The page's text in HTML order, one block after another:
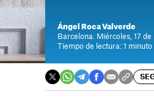
Ángel Roca Valverde
Barcelona. Miércoles, 17
Tiempo de lectura: 1 minuto